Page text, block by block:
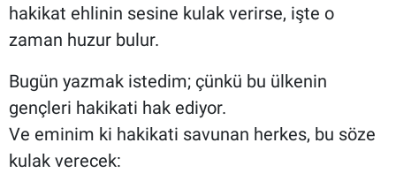
hakikat ehlinin sesine kulak verirse, işte o
zaman huzur bulur.
Bugün yazmak istedim; çünkü bu ülkenin
gençleri hakikati hak ediyor.
Ve eminim ki hakikati savunan herkes, bu söze
kulak verecek: